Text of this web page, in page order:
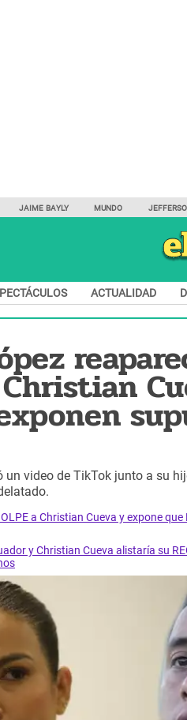
JAIME BAYLY MUNDO
ACTUALIDAD
un video de TikTok junto a su
a Christian Cueva y expone
y Christian Cueva alistaría su